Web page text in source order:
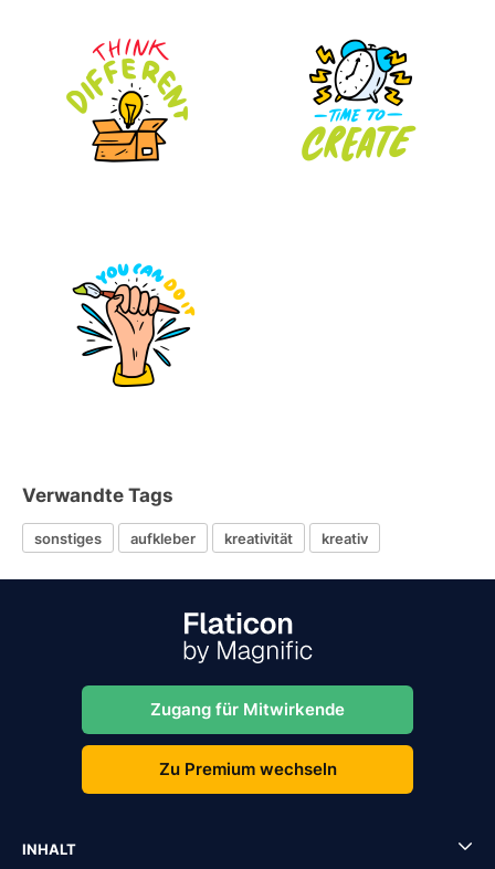
Verwandte Tags
sonstiges aufkleber kreativität kreativ
Zugang für Mitwirkende
Zu Premium wechseln
INHALT